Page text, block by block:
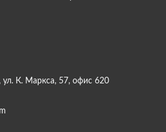
ул. К. Маркса, 57, офис 620